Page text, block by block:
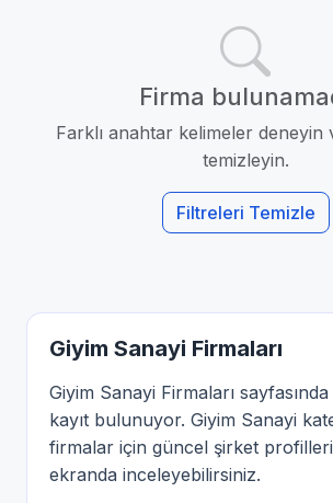
Firma
Farklı anahtar kelimeler deneyin
temizleyin.
Filtreleri Temizle
Giyim Sanayi Firmaları
Giyim Sanayi Firmaları
kayıt bulunuyor. Giyim Sanayi
firmalar için güncel şirket
ekranda inceleyebilirsiniz.